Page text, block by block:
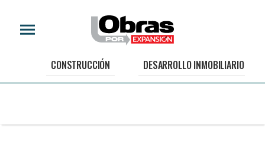
CONSTRUCCIÓN DESARROLLO INMOBILIARIO